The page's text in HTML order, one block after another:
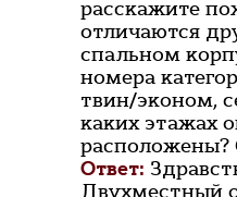
расскажите
отличаются
спальном
номера
твин/эконом,
каких этажах
расположены?
Ответ:
Двухместный